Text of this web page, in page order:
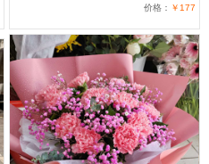
价格： ￥177